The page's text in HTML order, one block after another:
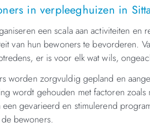
in verpleeghuizen in
een scala aan activiteiten en
van hun bewoners te bevorderen.
er is voor elk wat wils,
worden zorgvuldig gepland en
wordt gehouden met factoren
gevarieerd en stimulerend
bewoners.